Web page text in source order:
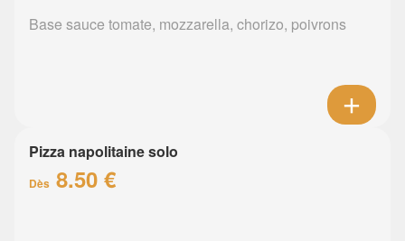
Base sauce tomate, mozzarella, chorizo, poivrons
Pizza napolitaine solo
Dès 8.50 €